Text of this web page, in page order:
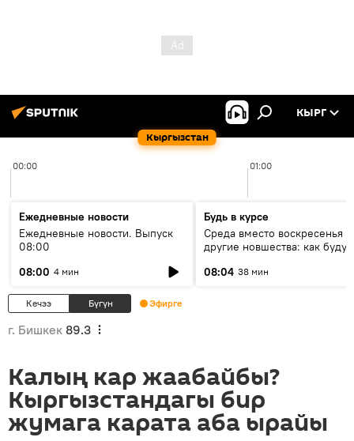
Кыргызстан
КЫРГ
00:00 01:00
Ежедневные новости
Ежедневные новости. Выпуск
08:00
08:00 4 мин
Будь в курсе
Среда вместо воскресенья и
другие новшества: как будут
08:04 38 мин
Кечээ Бүгүн Эфирге
г. Бишкек 89.3
Калың кар жаабайбы?
Кыргызстандагы бир
жумага карата аба ырайы